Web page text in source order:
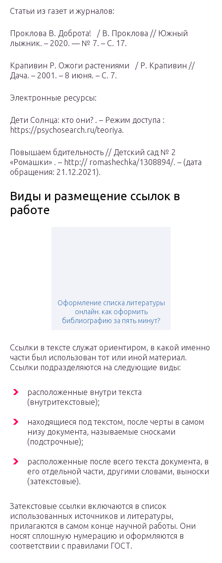
Статьи из газет и журналов:
Проклова В. Доброта! / В. Проклова // Южный
лыжник. – 2020. — № 7. – С. 17.
Крапивин Р. Ожоги растениями / Р. Крапивин //
Дача. – 2001. – 8 июня. – С. 7.
Электронные ресурсы:
Дети Солнца: кто они? . – Режим доступа :
https://psychosearch.ru/teoriya.
Повышаем бдительность // Детский сад № 2
«Ромашки» . – http:// romashechka/1308894/. – (дата
обращения: 21.12.2021).
Виды и размещение ссылок в
работе
Оформление списка литературы
онлайн. как оформить
библиографию за пять минут?
Ссылки в тексте служат ориентиром, в какой именно
части был использован тот или иной материал.
Ссылки подразделяются на следующие виды:
расположенные внутри текста
(внутритекстовые);
находящиеся под текстом, после черты в самом
низу документа, называемые сносками
(подстрочные);
расположенные после всего текста документа, в
его отдельной части, другими словами, выноски
(затекстовые).
Затекстовые ссылки включаются в список
использованных источников и литературы,
прилагаются в самом конце научной работы. Они
носят сплошную нумерацию и оформляются в
соответствии с правилами ГОСТ.